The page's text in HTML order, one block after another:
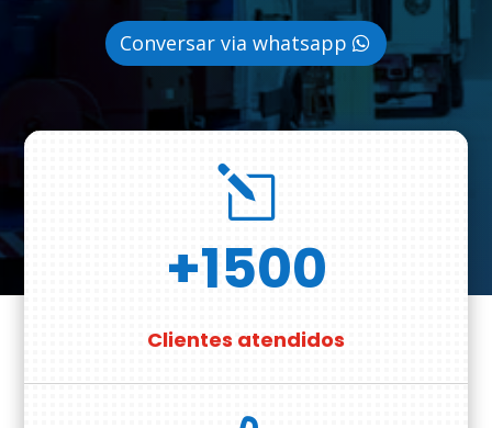
Conversar via whatsapp
l
+1500
Clientes atendidos